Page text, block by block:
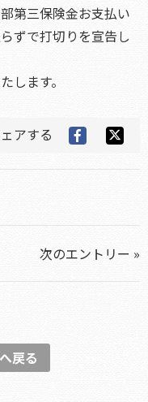
第三保険金お支払い
ずで打切りを宣告し
します。
アする
次のエントリー »
戻る